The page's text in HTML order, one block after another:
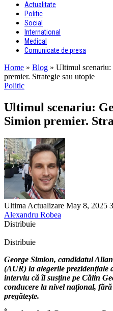
Actualitate
Politic
Social
International
Medical
Comunicate de presa
Home » Blog » Ultimul scenariu:
premier. Strategie sau utopie
Politic
Ultimul scenariu:
Simion premier.
Ultima Actualizare May 8, 2025
Alexandru Robea
Distribuie
Distribuie
George Simion, candidatul
(AUR) la alegerile prezidențiale
interviu că îl susține pe Călin
conducere la nivel național, fără
pregătește.